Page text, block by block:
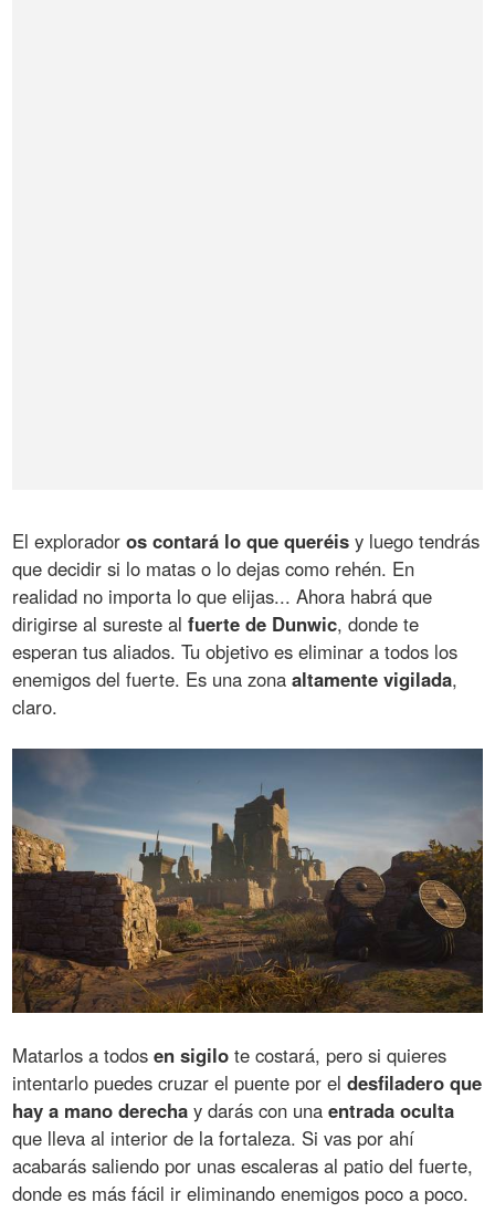
El exploradoros contará lo que queréis y luego tendrás
que decidir si lo matas o lo dejas como rehén. En
realidad no importa lo que elijas... Ahora habrá que
dirigirse al sureste alfuerte de Dunwic, donde te
esperan tus aliados. Tu objetivo es eliminar a todos los
enemigos del fuerte. Es una zonaaltamente vigilada,
claro.
Matarlos a todosen sigilo te costará, pero si quieres
intentarlo puedes cruzar el puente por eldesfiladero que
hay a mano derecha y darás con unaentrada oculta
que lleva al interior de la fortaleza. Si vas por ahí
acabarás saliendo por unas escaleras al patio del fuerte,
donde es más fácil ir eliminando enemigos poco a poco.